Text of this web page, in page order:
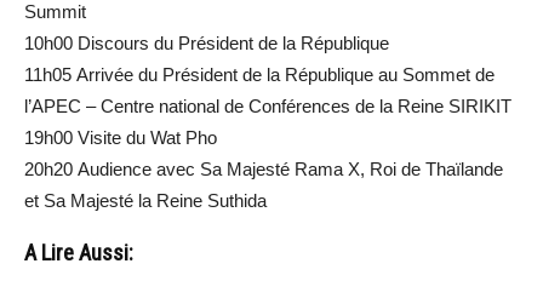
Summit
10h00 Discours du Président de la République
11h05 Arrivée du Président de la République au Sommet de
l’APEC – Centre national de Conférences de la Reine SIRIKIT
19h00 Visite du Wat Pho
20h20 Audience avec Sa Majesté Rama X, Roi de Thaïlande
et Sa Majesté la Reine Suthida
A Lire Aussi: